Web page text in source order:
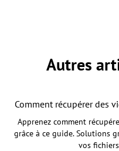
Autres
Comment récupérer des
Apprenez comment
grâce à ce guide. Solutions
vos